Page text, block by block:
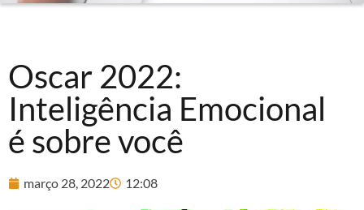
Oscar 2022:
Inteligência Emocional
é sobre você
março 28, 2022 12:08